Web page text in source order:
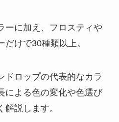
ーに加え、フロスティや
けで30種類以上。
ドロップの代表的なカラ
による色の変化や色選び
説します。